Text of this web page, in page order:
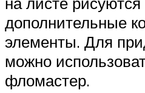
дополнительные
элементы. Для
можно
фломастер.